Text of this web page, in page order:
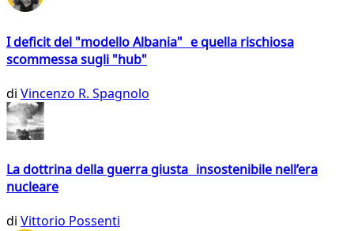
I deficit del "modello Albania" e quella rischiosa
scommessa sugli "hub"
di Vincenzo R. Spagnolo
La dottrina della guerra giusta insostenibile nell’era
nucleare
di Vittorio Possenti